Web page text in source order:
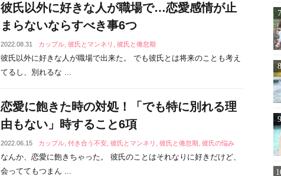
彼氏以外に好きな人が職場で…恋愛感情が止
まらないならすべき事6つ
2022.08.31 カップル ,彼氏とマンネリ ,彼氏と倦怠期
彼氏以外に好きな人が職場で出来た。 でも彼氏とは将来のことも考え
てるし、別れるな ...
恋愛に飽きた時の対処！「でも特に別れる理
由もない」時すること6項
2022.06.15 カップル ,付き合う不安 ,彼氏とマンネリ ,彼氏と倦怠期 ,彼氏の悩み
なんか、恋愛に飽きちゃった。 彼氏のことはそれなりに好きだけど、
会っててもつまん ...